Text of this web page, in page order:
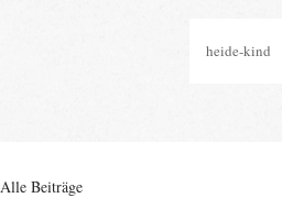
heide-kind
Alle Beiträge